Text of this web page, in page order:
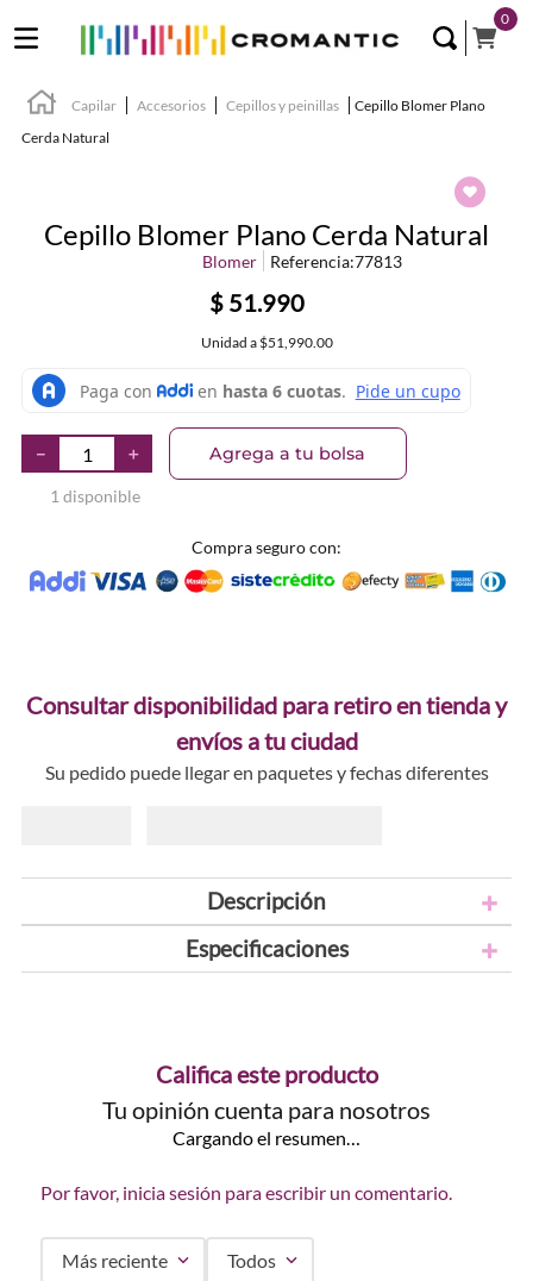
0
Capilar Accesorios Cepillos y peinillas
Cepillo Blomer Plano
Cerda Natural
Cepillo Blomer Plano Cerda Natural
Blomer Referencia:77813
$ 51.990
Unidad a $51,990.00
＋
－
1 disponible
Agrega a tu bolsa
Compra seguro con:
Consultar disponibilidad para retiro en tienda y
envíos a tu ciudad
Su pedido puede llegar en paquetes y fechas diferentes
Descripción
Especificaciones
Califica este producto
Tu opinión cuenta para nosotros
Cargando el resumen…
Por favor, inicia sesión para escribir un comentario.
Más reciente Todos